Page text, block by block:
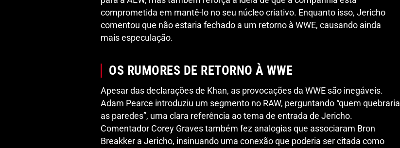
comprometida em mantê-lo no seu núcleo criativo. Enquanto isso, Jericho
comentou que não estaria fechado a um retorno à WWE, causando ainda
mais especulação.
OS RUMORES DE RETORNO À WWE
Apesar das declarações de Khan, as provocações da WWE são inegáveis.
Adam Pearce introduziu um segmento no RAW, perguntando “quem quebraria
as paredes”, uma clara referência ao tema de entrada de Jericho.
Comentador Corey Graves também fez analogias que associaram Bron
Breakker a Jericho, insinuando uma conexão que poderia ser citada como